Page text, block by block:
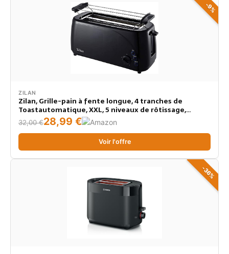
-9%
ZILAN
Zilan, Grille-pain à fente longue, 4 tranches de
Toastautomatique, XXL, 5 niveaux de rôtissage,
accessoire de pain, fonction décongélation, tiroir
ramasse-miettes, Noir
32,00 €28,99 €
Voir l'offre
-36%